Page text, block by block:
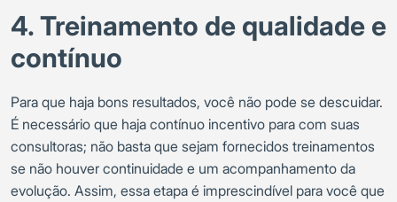
4. Treinamento de qualidade e
contínuo
Para que haja bons resultados, você não pode se descuidar.
É necessário que haja contínuo incentivo para com suas
consultoras; não basta que sejam fornecidos treinamentos
se não houver continuidade e um acompanhamento da
evolução. Assim, essa etapa é imprescindível para você que